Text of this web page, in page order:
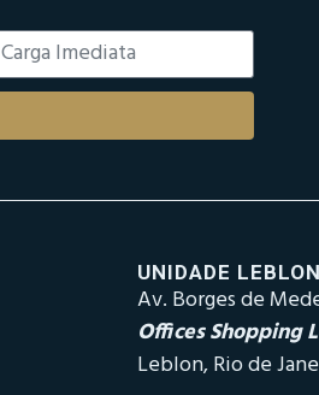
UNIDADE LEBLON
Av. Borges de
Offices Shopping
Leblon, Rio de